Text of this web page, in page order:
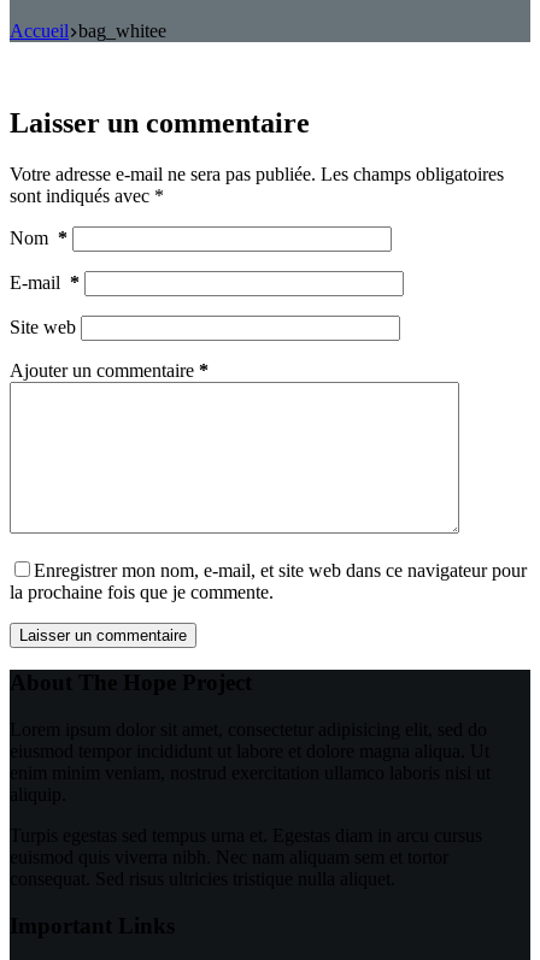
Accueil bag_whitee
Laisser un commentaire
Votre adresse e-mail ne sera pas publiée. Les champs obligatoires
sont indiqués avec *
Nom *
E-mail *
Site web
Ajouter un commentaire *
Enregistrer mon nom, e-mail, et site web dans ce navigateur pour
la prochaine fois que je commente.
Laisser un commentaire
About The Hope Project
Lorem ipsum dolor sit amet, consectetur adipisicing elit, sed do
eiusmod tempor incididunt ut labore et dolore magna aliqua. Ut
enim minim veniam, nostrud exercitation ullamco laboris nisi ut
aliquip.
Turpis egestas sed tempus urna et. Egestas diam in arcu cursus
euismod quis viverra nibh. Nec nam aliquam sem et tortor
consequat. Sed risus ultricies tristique nulla aliquet.
Important Links